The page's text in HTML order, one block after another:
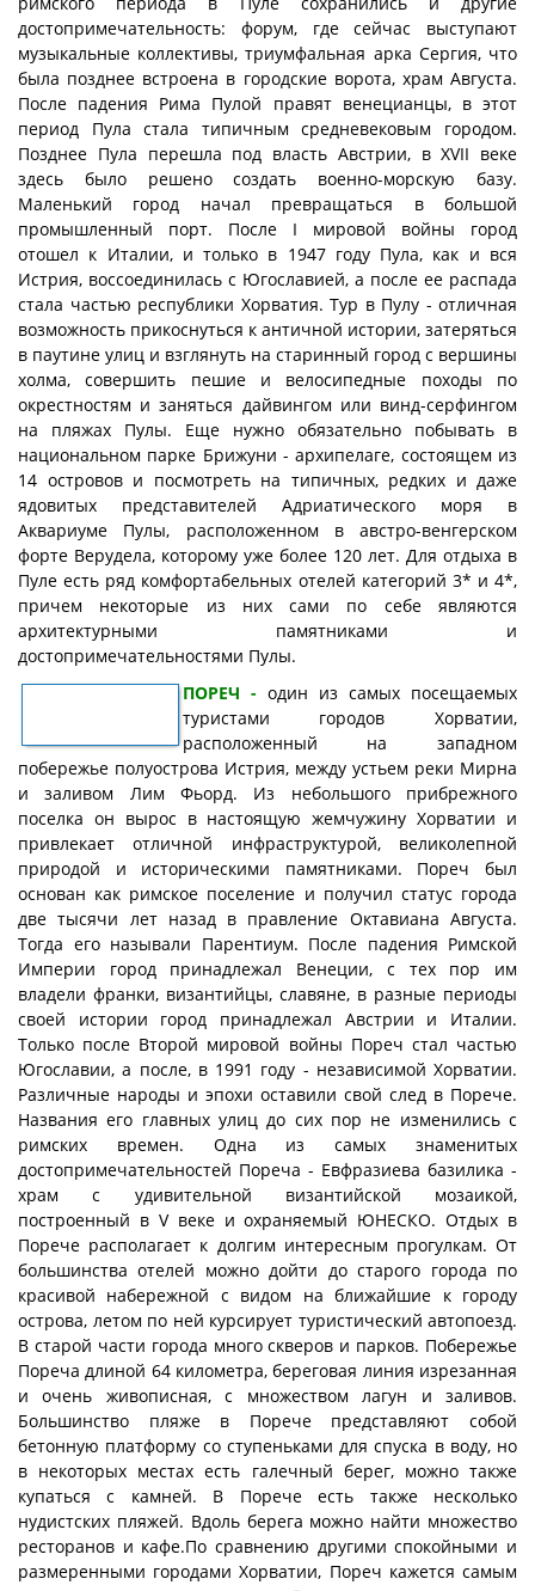
достопримечательность: форум, где сейчас выступают
музыкальные коллективы, триумфальная арка Сергия, что
была позднее встроена в городские ворота, храм Августа.
После падения Рима Пулой правят венецианцы, в этот
период Пула стала типичным средневековым городом.
Позднее Пула перешла под власть Австрии, в XVII веке
здесь было решено создать военно-морскую базу.
Маленький город начал превращаться в большой
промышленный порт. После I мировой войны город
отошел к Италии, и только в 1947 году Пула, как и вся
Истрия, воссоединилась с Югославией, а после ее распада
стала частью республики Хорватия. Тур в Пулу - отличная
возможность прикоснуться к античной истории, затеряться
в паутине улиц и взглянуть на старинный город с вершины
холма, совершить пешие и велосипедные походы по
окрестностям и заняться дайвингом или винд-серфингом
на пляжах Пулы. Еще нужно обязательно побывать в
национальном парке Брижуни - архипелаге, состоящем из
14 островов и посмотреть на типичных, редких и даже
ядовитых представителей Адриатического моря в
Аквариуме Пулы, расположенном в австро-венгерском
форте Верудела, которому уже более 120 лет. Для отдыха в
Пуле есть ряд комфортабельных отелей категорий 3* и 4*,
причем некоторые из них сами по себе являются
архитектурными памятниками и
достопримечательностями Пулы.
ПОРЕЧ -один из самых посещаемых
туристами городов Хорватии,
расположенный на западном
побережье полуострова Истрия, между устьем реки Мирна
и заливом Лим Фьорд. Из небольшого прибрежного
поселка он вырос в настоящую жемчужину Хорватии и
привлекает отличной инфраструктурой, великолепной
природой и историческими памятниками. Пореч был
основан как римское поселение и получил статус города
две тысячи лет назад в правление Октавиана Августа.
Тогда его называли Парентиум. После падения Римской
Империи город принадлежал Венеции, с тех пор им
владели франки, византийцы, славяне, в разные периоды
своей истории город принадлежал Австрии и Италии.
Только после Второй мировой войны Пореч стал частью
Югославии, а после, в 1991 году - независимой Хорватии.
Различные народы и эпохи оставили свой след в Порече.
Названия его главных улиц до сих пор не изменились с
римских времен. Одна из самых знаменитых
достопримечательностей Пореча - Евфразиева базилика -
храм с удивительной византийской мозаикой,
построенный в V веке и охраняемый ЮНЕСКО. Отдых в
Порече располагает к долгим интересным прогулкам. От
большинства отелей можно дойти до старого города по
красивой набережной с видом на ближайшие к городу
острова, летом по ней курсирует туристический автопоезд.
В старой части города много скверов и парков. Побережье
Пореча длиной 64 километра, береговая линия изрезанная
и очень живописная, с множеством лагун и заливов.
Большинство пляже в Порече представляют собой
бетонную платформу со ступеньками для спуска в воду, но
в некоторых местах есть галечный берег, можно также
купаться с камней. В Порече есть также несколько
нудистских пляжей. Вдоль берега можно найти множество
ресторанов и кафе.По сравнению другими спокойными и
размеренными городами Хорватии, Пореч кажется самым